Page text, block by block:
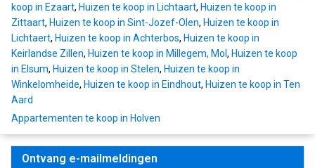
koop in Ezaart, Huizen te koop in Lichtaart, Huizen te koop in
Zittaart, Huizen te koop in Sint-Jozef-Olen, Huizen te koop in
Lichtaert, Huizen te koop in Achterbos, Huizen te koop in
Keirlandse Zillen, Huizen te koop in Millegem, Mol , Huizen te koop
in Elsum, Huizen te koop in Stelen, Huizen te koop in
Winkelomheide, Huizen te koop in Eindhout, Huizen te koop in Ten
Aard
Appartementen te koop in Holven
Ontvang e-mailmeldingen